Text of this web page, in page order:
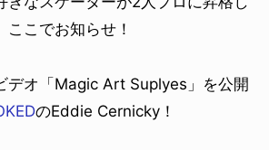
こでお知らせ！
デオ「Magic Art Suplyes」を公開
のEddie Cernicky！